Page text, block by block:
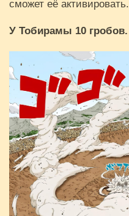
сможет её активировать.
У Тобирамы 10 гробов.